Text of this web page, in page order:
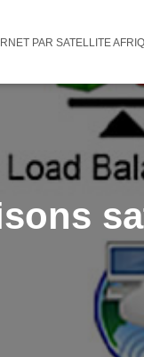
PAR SATELLITE